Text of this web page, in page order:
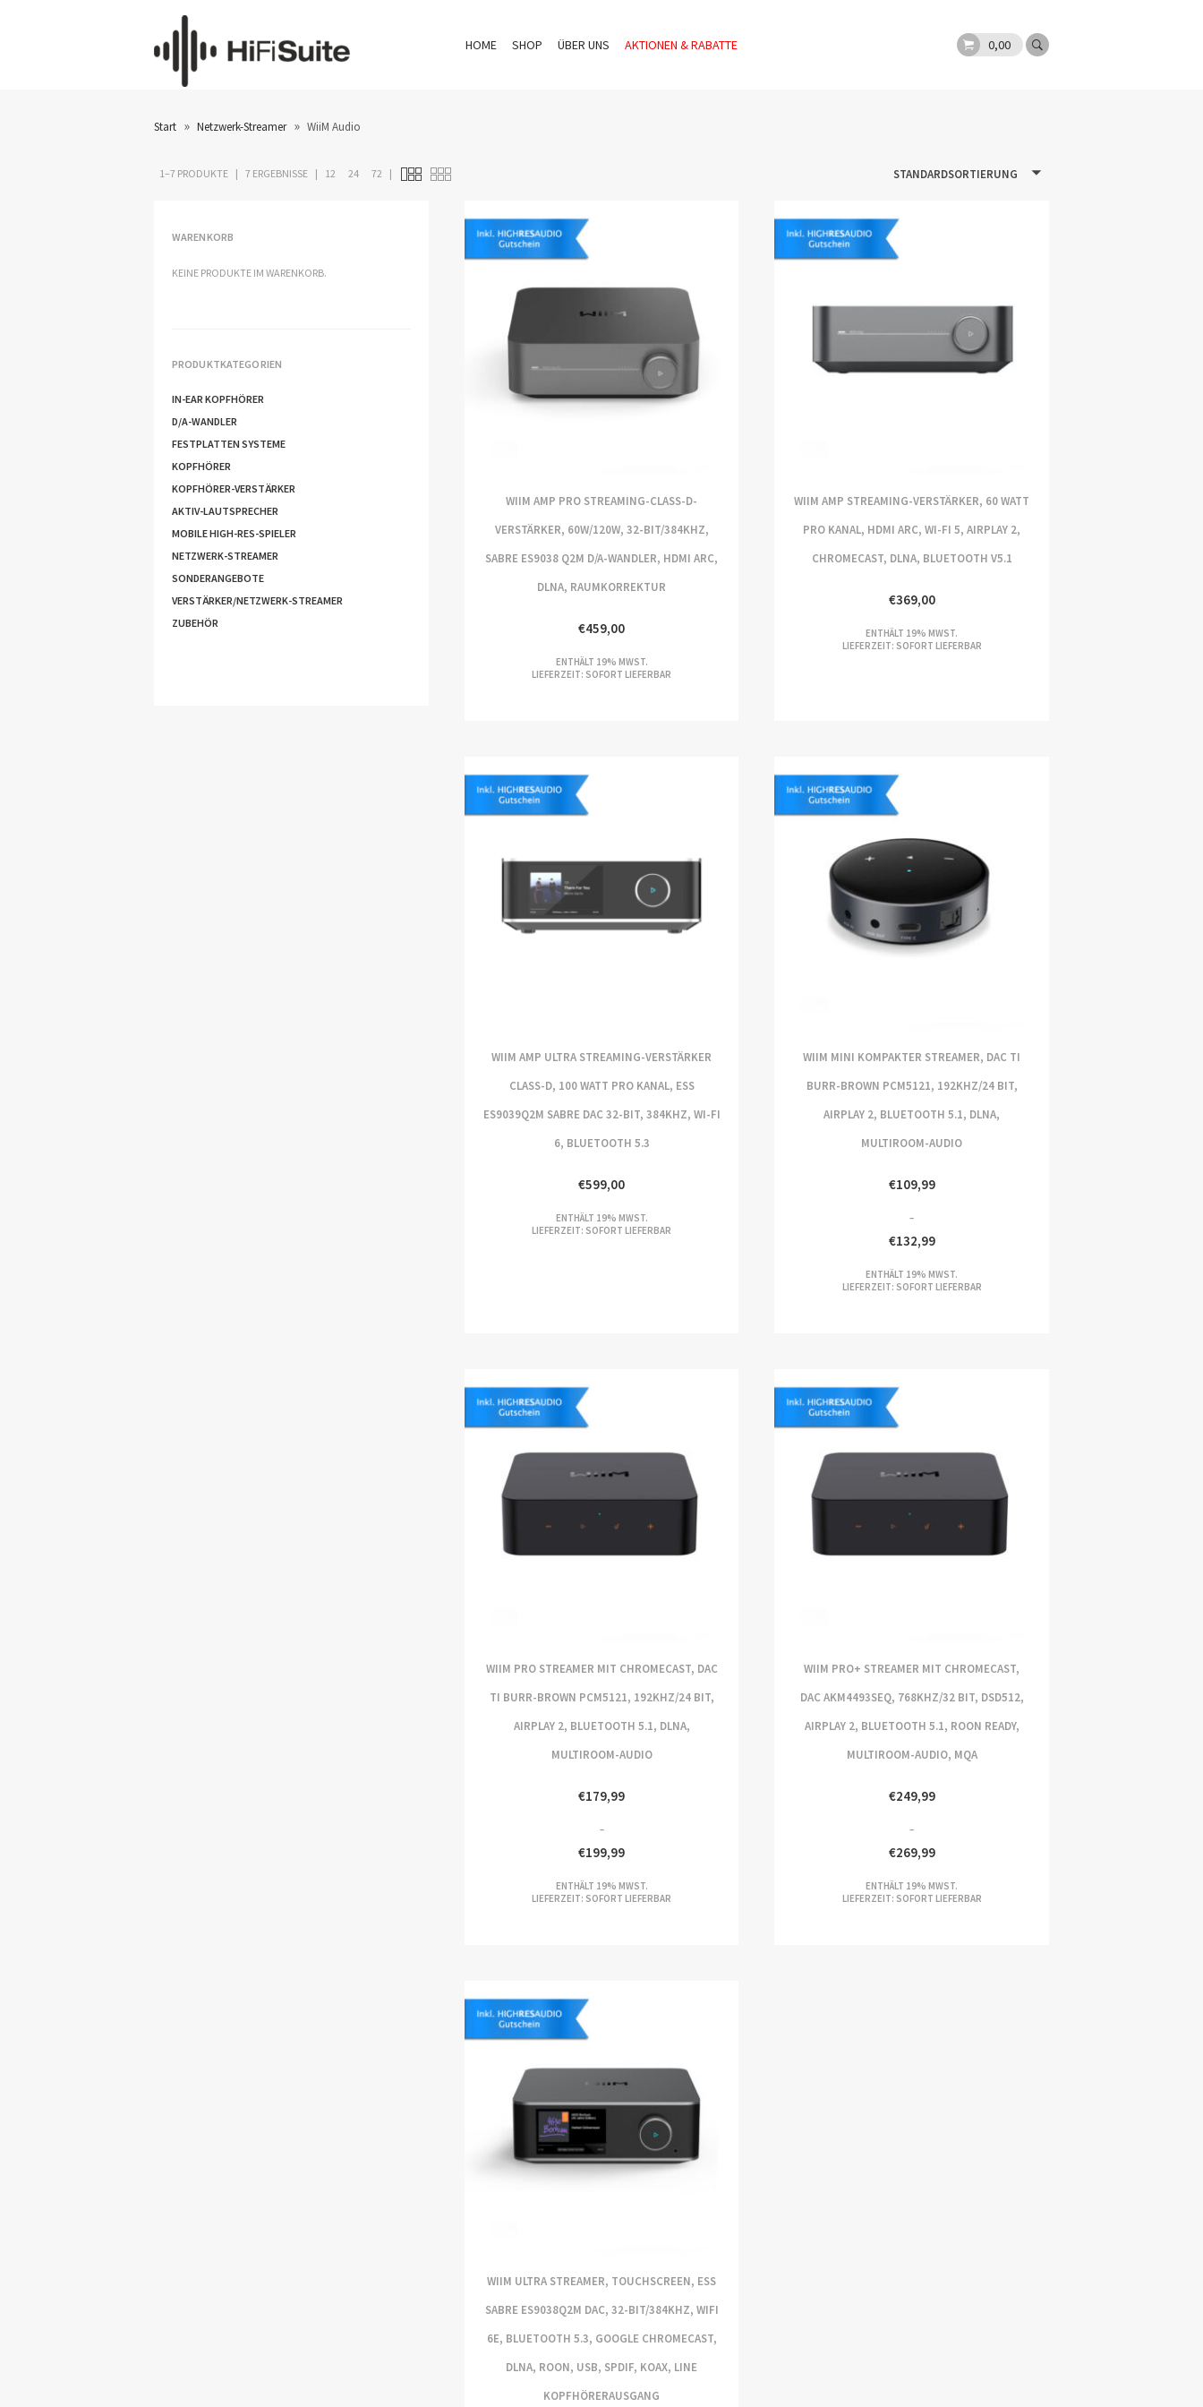
HOME SHOP ÜBER UNS AKTIONEN & RABATTE 0,00
Start » Netzwerk-Streamer » WiiM Audio
1–7 PRODUKTE 7 ERGEBNISSE 12 24 72 STANDARDSORTIERUNG
WIIM AMP PRO STREAMING-CLASS-D-
VERSTÄRKER, 60W/120W, 32-BIT/384KHZ,
SABRE ES9038 Q2M D/A-WANDLER, HDMI ARC,
DLNA, RAUMKORREKTUR
€459,00
ENTHÄLT 19% MWST.
LIEFERZEIT: SOFORT LIEFERBAR
WIIM AMP STREAMING-VERSTÄRKER, 60 WATT
PRO KANAL, HDMI ARC, WI-FI 5, AIRPLAY 2,
CHROMECAST, DLNA, BLUETOOTH V5.1
€369,00
ENTHÄLT 19% MWST.
LIEFERZEIT: SOFORT LIEFERBAR
WIIM AMP ULTRA STREAMING-VERSTÄRKER
CLASS-D, 100 WATT PRO KANAL, ESS
ES9039Q2M SABRE DAC 32-BIT, 384KHZ, WI-FI
6, BLUETOOTH 5.3
€599,00
ENTHÄLT 19% MWST.
LIEFERZEIT: SOFORT LIEFERBAR
WIIM MINI KOMPAKTER STREAMER, DAC TI
BURR-BROWN PCM5121, 192KHZ/24 BIT,
AIRPLAY 2, BLUETOOTH 5.1, DLNA,
MULTIROOM-AUDIO
€109,99
–
€132,99
ENTHÄLT 19% MWST.
LIEFERZEIT: SOFORT LIEFERBAR
WIIM PRO STREAMER MIT CHROMECAST, DAC
TI BURR-BROWN PCM5121, 192KHZ/24 BIT,
AIRPLAY 2, BLUETOOTH 5.1, DLNA,
MULTIROOM-AUDIO
€179,99
–
€199,99
ENTHÄLT 19% MWST.
LIEFERZEIT: SOFORT LIEFERBAR
WIIM PRO+ STREAMER MIT CHROMECAST,
DAC AKM4493SEQ, 768KHZ/32 BIT, DSD512,
AIRPLAY 2, BLUETOOTH 5.1, ROON READY,
MULTIROOM-AUDIO, MQA
€249,99
–
€269,99
ENTHÄLT 19% MWST.
LIEFERZEIT: SOFORT LIEFERBAR
WIIM ULTRA STREAMER, TOUCHSCREEN, ESS
SABRE ES9038Q2M DAC, 32-BIT/384KHZ, WIFI
6E, BLUETOOTH 5.3, GOOGLE CHROMECAST,
DLNA, ROON, USB, SPDIF, KOAX, LINE
KOPFHÖRERAUSGANG
WARENKORB
KEINE PRODUKTE IM WARENKORB.
PRODUKTKATEGORIEN
IN-EAR KOPFHÖRER
D/A-WANDLER
FESTPLATTEN SYSTEME
KOPFHÖRER
KOPFHÖRER-VERSTÄRKER
AKTIV-LAUTSPRECHER
MOBILE HIGH-RES-SPIELER
NETZWERK-STREAMER
SONDERANGEBOTE
VERSTÄRKER/NETZWERK-STREAMER
ZUBEHÖR